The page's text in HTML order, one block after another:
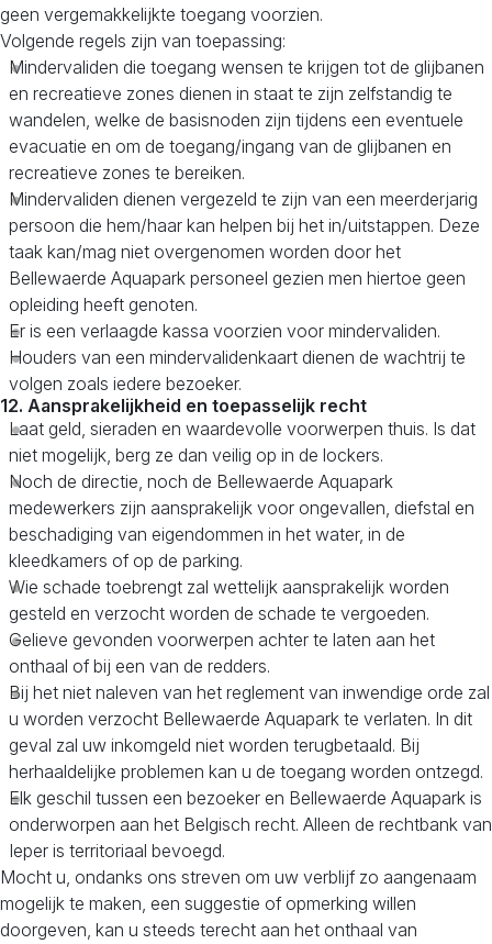
geen vergemakkelijkte toegang voorzien.
Volgende regels zijn van toepassing:
Mindervaliden die toegang wensen te krijgen tot de glijbanen
en recreatieve zones dienen in staat te zijn zelfstandig te
wandelen, welke de basisnoden zijn tijdens een eventuele
evacuatie en om de toegang/ingang van de glijbanen en
recreatieve zones te bereiken.
Mindervaliden dienen vergezeld te zijn van een meerderjarig
persoon die hem/haar kan helpen bij het in/uitstappen. Deze
taak kan/mag niet overgenomen worden door het
Bellewaerde Aquapark personeel gezien men hiertoe geen
opleiding heeft genoten.
Er is een verlaagde kassa voorzien voor mindervaliden.
Houders van een mindervalidenkaart dienen de wachtrij te
volgen zoals iedere bezoeker.
12. Aansprakelijkheid en toepasselijk recht
Laat geld, sieraden en waardevolle voorwerpen thuis. Is dat
niet mogelijk, berg ze dan veilig op in de lockers.
Noch de directie, noch de Bellewaerde Aquapark
medewerkers zijn aansprakelijk voor ongevallen, diefstal en
beschadiging van eigendommen in het water, in de
kleedkamers of op de parking.
Wie schade toebrengt zal wettelijk aansprakelijk worden
gesteld en verzocht worden de schade te vergoeden.
Gelieve gevonden voorwerpen achter te laten aan het
onthaal of bij een van de redders.
Bij het niet naleven van het reglement van inwendige orde zal
u worden verzocht Bellewaerde Aquapark te verlaten. In dit
geval zal uw inkomgeld niet worden terugbetaald. Bij
herhaaldelijke problemen kan u de toegang worden ontzegd.
Elk geschil tussen een bezoeker en Bellewaerde Aquapark is
onderworpen aan het Belgisch recht. Alleen de rechtbank van
Ieper is territoriaal bevoegd.
Mocht u, ondanks ons streven om uw verblijf zo aangenaam
mogelijk te maken, een suggestie of opmerking willen
doorgeven, kan u steeds terecht aan het onthaal van